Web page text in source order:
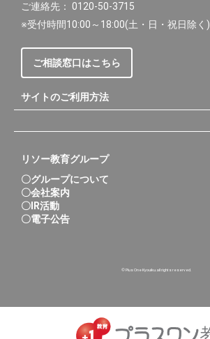
ご連絡先： 0120-50-3715
※受付時間10:00～18:00(土・日・祝日除く)
ご相談窓口はこちら
サイトのご利用方法
リソー教育グループ
〇グループについて
〇会社案内
〇IR活動
〇電子公告
© Plus One Kyouiku.all rights reserved.